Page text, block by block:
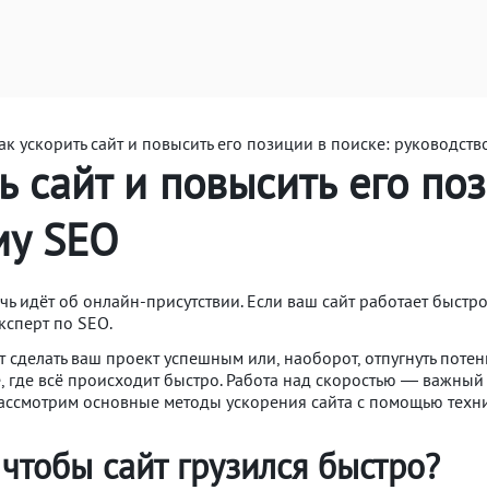
ускорить сайт и повысить его позиции в поиске:
сайт и повысить его
SEO
идёт об онлайн-присутствии. Если ваш сайт работает
по SEO.
сделать ваш проект успешным или, наоборот, отпугнуть
где всё происходит быстро. Работа над скоростью —
основные методы ускорения сайта с помощью
сайт грузился быстро?